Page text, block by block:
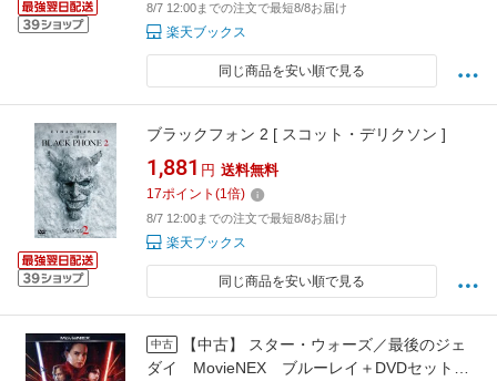
8/7 12:00までの注文で最短8/8お届け
楽天ブックス
同じ商品を安い順で見る
ブラックフォン 2 [ スコット・デリクソン ]
1,881 円 送料無料
17ポイント (1倍)
8/7 12:00までの注文で最短8/8お届け
楽天ブックス
同じ商品を安い順で見る
中古
【中古】 スター・ウォーズ／最後のジェ
ダイ MovieNEX ブルーレイ＋DVDセット